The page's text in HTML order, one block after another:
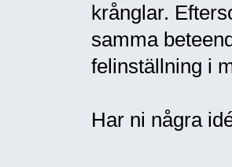
krånglar.
samma
felinställning i
Har ni några